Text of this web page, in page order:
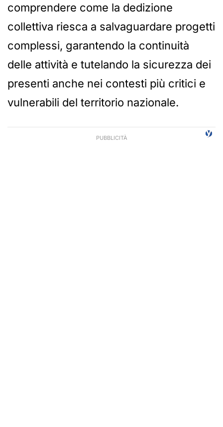
comprendere come la dedizione
collettiva riesca a salvaguardare progetti
complessi, garantendo la continuità
delle attività e tutelando la sicurezza dei
presenti anche nei contesti più critici e
vulnerabili del territorio nazionale.